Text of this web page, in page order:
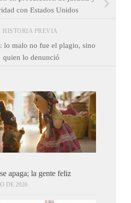
con Estados Unidos
HISTORIA PREVIA
lo malo no fue el plagio, sino
quien lo denunció
apaga; la gente feliz
DE 2026